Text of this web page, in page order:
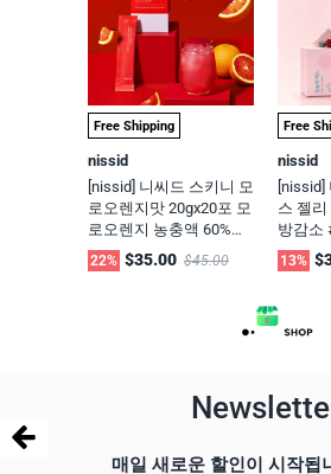
Free Shipping
nissid
[nissid] 니씨드 스키니 모
로오렌지맛 20gx20포 모
로오렌지 농충액 60%함
유(아이스티로 드세요) #
카페인ZERO #체지방감
22% $35.00 $45.00
Free
nissid
[nissid]
스 젤리
방감소
에너지
리 맛
13%
매일 새로운 할인이 시작됩